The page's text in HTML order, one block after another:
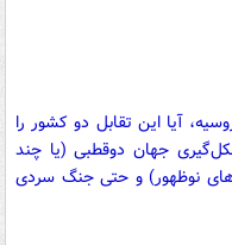
آیا این تقابل دو کشور را
جهان دوقطبی (یا چند
نوظهور) و حتی جنگ سردی